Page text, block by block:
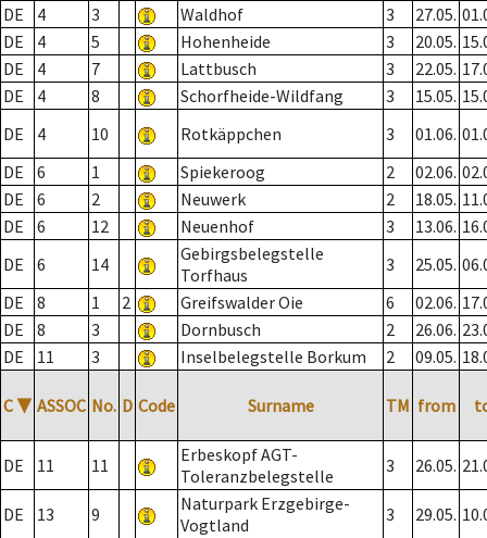
DE
4 3 Waldhof 3 27.05.
DE
4 5 Hohenheide 3 20.05.
DE
4 7 Lattbusch 3 22.05.
DE
4 8 Schorfheide-Wildfang 3 15.05.
DE
4 10 Rotkäppchen 3 01.06.
DE
6 1 Spiekeroog 2 02.06.
DE
6 2 Neuwerk 2 18.05.
DE
6 12 Neuenhof 3 13.06.
DE
6 14
Gebirgsbelegstelle
Torfhaus
3 25.05.
DE
8 1 2 Greifswalder Oie 6 02.06.
DE
8 3 Dornbusch 2 26.06.
DE
11 3 Inselbelegstelle Borkum 2 09.05.
C ▼ ASSOC No. D Code Surname TM from
DE 11 11
Erbeskopf AGT-
Toleranzbelegstelle
3 26.05.
DE 13 9
Naturpark Erzgebirge-
Vogtland
3 29.05.